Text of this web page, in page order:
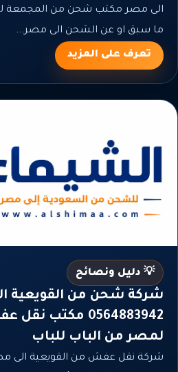
الى مصر مكتب شحن من المجمعة
ما سبق او عن الشحن الى مصر...
تعرف على المزيد
💡 دليل ونصائح
شركة شحن من القويعية
0564883942
لمصر من الباب للباب
شركة نقل عفش من القويعية